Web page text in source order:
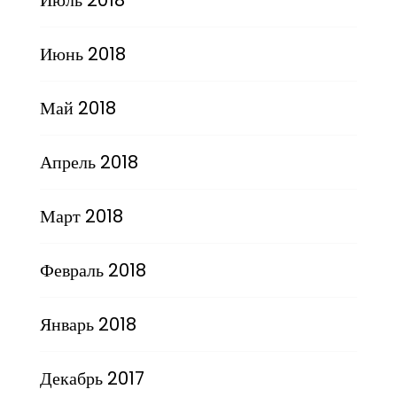
Июнь 2018
Май 2018
Апрель 2018
Март 2018
Февраль 2018
Январь 2018
Декабрь 2017